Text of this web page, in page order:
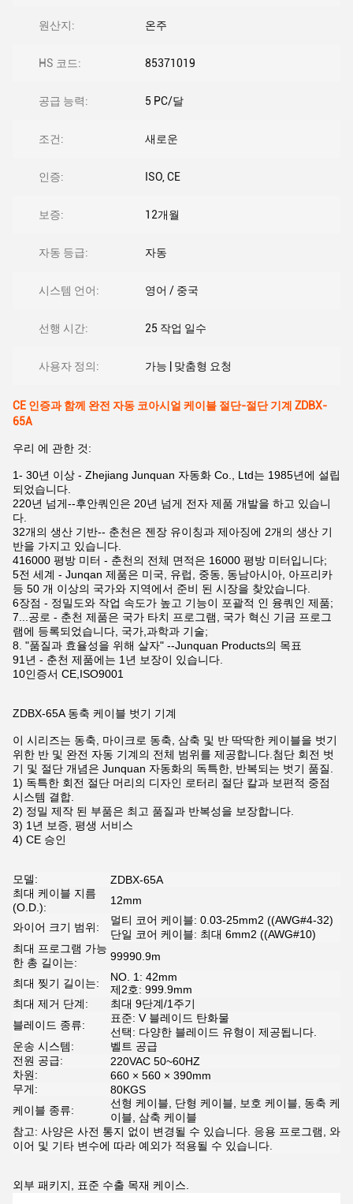
원산지: 온주
HS 코드: 85371019
공급 능력: 5 PC/달
조건: 새로운
인증: ISO, CE
보증: 12개월
자동 등급: 자동
시스템 언어: 영어 / 중국
선행 시간: 25 작업 일수
사용자 정의: 가능 | 맞춤형 요청
CE 인증과 함께 완전 자동 코아시얼 케이블 절단-절단 기계 ZDBX-
65A
우리 에 관한 것:
1- 30년 이상 - Zhejiang Junquan 자동화 Co., Ltd는 1985년에 설립
되었습니다.
220년 넘게--후안쿼인은 20년 넘게 전자 제품 개발을 하고 있습니
다.
32개의 생산 기반-- 춘천은 젠장 유이칭과 제아징에 2개의 생산 기
반을 가지고 있습니다.
416000 평방 미터 - 춘천의 전체 면적은 16000 평방 미터입니다;
5전 세계 - Junqan 제품은 미국, 유럽, 중동, 동남아시아, 아프리카
등 50 개 이상의 국가와 지역에서 준비 된 시장을 찾았습니다.
6장점 - 정밀도와 작업 속도가 높고 기능이 포괄적 인 융쿼인 제품;
7...공로 - 춘천 제품은 국가 타치 프로그램, 국가 혁신 기금 프로그
램에 등록되었습니다, 국가,과학과 기술;
8. "품질과 효율성을 위해 살자" --Junquan Products의 목표
91년 - 춘천 제품에는 1년 보장이 있습니다.
10인증서 CE,ISO9001
ZDBX-65A 동축 케이블 벗기 기계
이 시리즈는 동축, 마이크로 동축, 삼축 및 반 딱딱한 케이블을 벗기
위한 반 및 완전 자동 기계의 전체 범위를 제공합니다.첨단 회전 벗
기 및 절단 개념은 Junquan 자동화의 독특한, 반복되는 벗기 품질.
1) 독특한 회전 절단 머리의 디자인 로터리 절단 칼과 보편적 중점
시스템 결합.
2) 정밀 제작 된 부품은 최고 품질과 반복성을 보장합니다.
3) 1년 보증, 평생 서비스
4) CE 승인
모델:
ZDBX-65A
최대 케이블 지름
(O.D.):
12mm
와이어 크기 범위:
멀티 코어 케이블: 0.03-25mm2 ((AWG#4-32)
단일 코어 케이블: 최대 6mm2 ((AWG#10)
최대 프로그램 가능
한 총 길이는:
99990.9m
최대 찢기 길이는:
NO. 1: 42mm
제2호: 999.9mm
최대 제거 단계:
최대 9단계/1주기
블레이드 종류:
표준: V 블레이드 탄화물
선택: 다양한 블레이드 유형이 제공됩니다.
운송 시스템:
벨트 공급
전원 공급:
220VAC 50~60HZ
차원:
660 × 560 × 390mm
무게:
80KGS
케이블 종류:
선형 케이블, 단형 케이블, 보호 케이블, 동축 케
이블, 삼축 케이블
참고: 사양은 사전 통지 없이 변경될 수 있습니다. 응용 프로그램, 와
이어 및 기타 변수에 따라 예외가 적용될 수 있습니다.
외부 패키지, 표준 수출 목재 케이스.